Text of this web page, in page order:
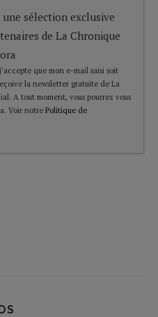
sélection exclusive
de La Chronique
que mon e-mail saisi soit
la newsletter gratuite de La
A tout moment, vous pourrez vous
Voir notre Politique de